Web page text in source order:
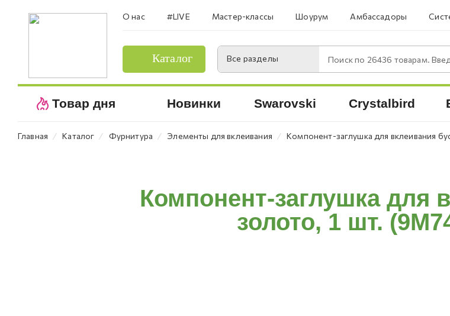
О нас #LIVE Мастер-классы Шоурум Амбассадоры
Каталог Все разделы Поиск по 26436 товарам.
Товар дня Новинки Swarovski Crystalbird
Главная ⁄ Каталог ⁄ Фурнитура ⁄ Элементы для вклеивания ⁄ Компонент-заглушка для вклеивания
Компонент-заглушка для
золото, 1 шт.